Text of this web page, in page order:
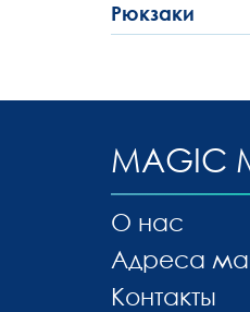
Рюкзаки
MAGIC
О нас
Адреса
Контакты